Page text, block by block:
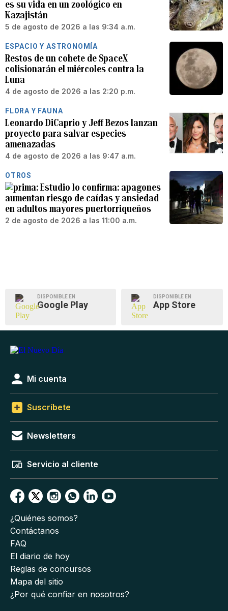
es su vida en un zoológico en
Kazajistán
5 de agosto de 2026 a las 9:34 a.m.
ESPACIO Y ASTRONOMÍA
Restos de un cohete de SpaceX
colisionarán el miércoles contra la
Luna
4 de agosto de 2026 a las 2:20 p.m.
FLORA Y FAUNA
Leonardo DiCaprio y Jeff Bezos lanzan
proyecto para salvar especies
amenazadas
4 de agosto de 2026 a las 9:47 a.m.
OTROS
Estudio lo confirma: apagones
aumentan riesgo de caídas y ansiedad
en adultos mayores puertorriqueños
2 de agosto de 2026 a las 11:00 a.m.
DISPONIBLE EN
Google Play
DISPONIBLE EN
App Store
Mi cuenta
Suscríbete
Newsletters
Servicio al cliente
¿Quiénes somos?
Contáctanos
FAQ
El diario de hoy
Reglas de concursos
Mapa del sitio
¿Por qué confiar en nosotros?